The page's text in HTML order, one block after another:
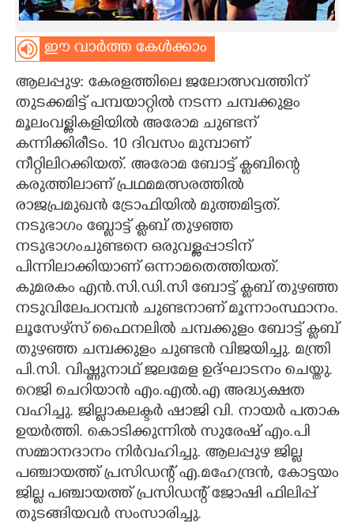
ASTRO
LITERATURE
ZOOM
CONTACT US
ഈ വാർത്ത കേൾക്കാം
ആലപ്പുഴ: കേരളത്തിലെ ജലോത്സവത്തിന്
തുടക്കമിട്ട് പമ്പയാറ്റിൽ നടന്ന ചമ്പക്കുളം
മൂലംവള്ളികളിയിൽ അരോമ ചുണ്ടന്
കന്നിക്കിരീടം. 10 ദിവസം മുമ്പാണ്
നീറ്റിലിറക്കിയത്.​ അരോമ ബോട്ട് ക്ലബിന്റെ
കരുത്തിലാണ് പ്രഥമമത്സരത്തിൽ
രാജപ്രമുഖൻ ട്രോഫിയിൽ മുത്തമിട്ടത്.
നടുഭാഗം ബ്ലോട്ട് ക്ലബ് തുഴഞ്ഞ
നടുഭാഗംചുണ്ടനെ ഒരുവള്ളപ്പാടിന്
പിന്നിലാക്കിയാണ് ഒന്നാമതെത്തിയത്.
കുമരകം എൻ.സി.ഡി.സി ബോട്ട് ക്ലബ് തുഴഞ്ഞ
നടുവിലേപറമ്പൻ ചുണ്ടനാണ് മൂന്നാംസ്ഥാനം.
ലൂസേഴ്‌സ് ഫൈനലിൽ ചമ്പക്കുളം ബോട്ട് ക്ലബ്
തുഴഞ്ഞ ചമ്പക്കുളം ചുണ്ടൻ വിജയിച്ചു. മന്ത്രി
പി.സി. വിഷ്ണുനാഥ് ജലമേള ഉദ്ഘാടനം ചെയ്തു.
റെജി ചെറിയാൻ എം.എൽ.എ അദ്ധ്യക്ഷത
വഹിച്ചു. ജില്ലാകലക്ടർ ഷാജി വി. നായർ പതാക
ഉയർത്തി. കൊടിക്കുന്നിൽ സുരേഷ് എം.പി
സമ്മാനദാനം നിർവഹിച്ചു. ആലപ്പുഴ ജില്ല
പഞ്ചായത്ത് പ്രസിഡന്റ് എ.മഹേന്ദ്രൻ, കോട്ടയം
ജില്ല പഞ്ചായത്ത് പ്രസിഡന്റ് ജോഷി ഫിലിപ്പ്
തുടങ്ങിയവർ സംസാരിച്ചു.